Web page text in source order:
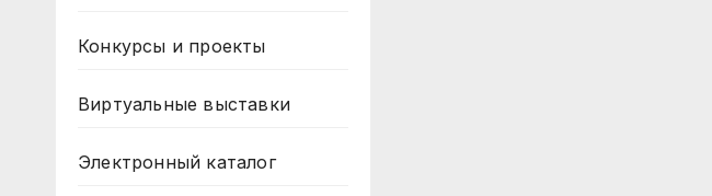
Конкурсы и проекты
Виртуальные выставки
Электронный каталог